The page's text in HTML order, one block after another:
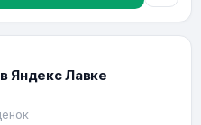
Яндекс Лавке